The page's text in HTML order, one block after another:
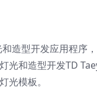
造型开发应用程序
光和造型开发TD
光模板。